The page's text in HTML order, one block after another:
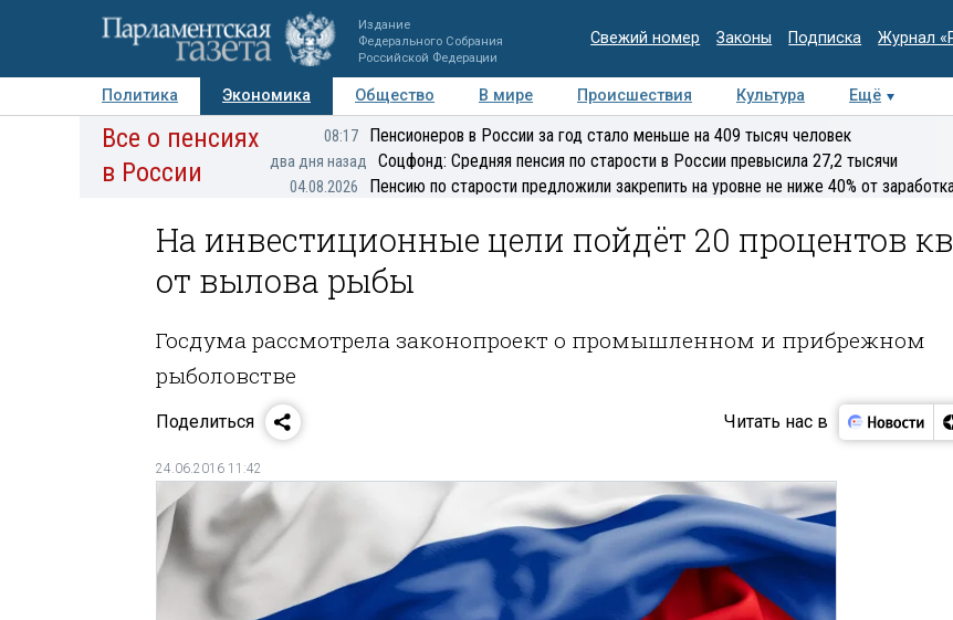
Издание
Федерального Собрания
Российской Федерации
Свежий номер Законы Подписка Журнал
Политика Экономика Общество В мире Происшествия Культура Ещё
Авторы Персоны Мнения Регионы Медиацентр Интервью Колумнисты
Все о пенсиях
в России
08:17 Пенсионеров в России за год стало меньше на 409 тысяч человек
два дня назад Соцфонд: Средняя пенсия по старости в России превысила 27,2 тысячи
04.08.2026 Пенсию по старости предложили закрепить на уровне не ниже 40% от
На инвестиционные цели пойдёт 20 процентов
от вылова рыбы
Госдума рассмотрела законопроект о промышленном и прибрежном
рыболовстве
Поделиться Читать нас в
24.06.2016 11:42